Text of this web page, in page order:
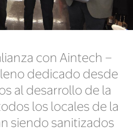
con Aintech –
dedicado desde
al desarrollo de la
los locales de la
siendo sanitizados